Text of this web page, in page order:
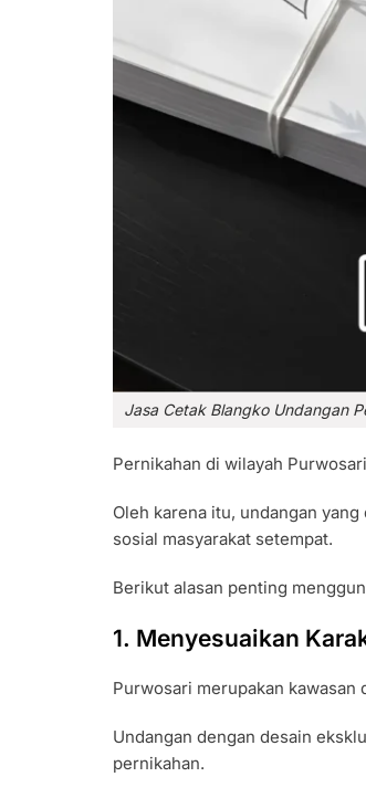
Jasa Cetak Blangko Undangan
Pernikahan di wilayah
Oleh karena itu, undangan
sosial masyarakat setempat.
Berikut alasan penting
1. Menyesuaikan
Purwosari merupakan
Undangan dengan desain
pernikahan.